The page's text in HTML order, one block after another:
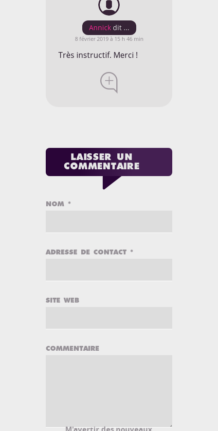
Annick
8 février 2019 à 15 h 46 min
Très instructif. Merci !
LAISSER UN
COMMENTAIRE
NOM *
ADRESSE DE CONTACT *
SITE WEB
COMMENTAIRE